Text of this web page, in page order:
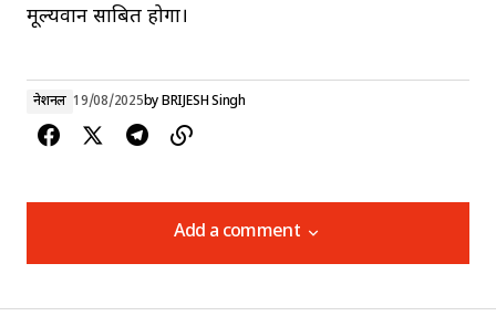
मूल्यवान साबित होगा।
नेशनल 19/08/2025byBRIJESH Singh
Add a comment
Add a comment